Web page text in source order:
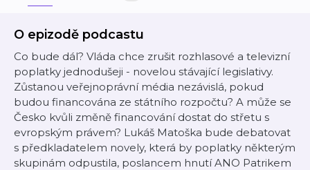
O epizodě podcastu
Co bude dál? Vláda chce zrušit rozhlasové a televizní
poplatky jednodušeji - novelou stávající legislativy.
Zůstanou veřejnoprávní média nezávislá, pokud
budou financována ze státního rozpočtu? A může se
Česko kvůli změně financování dostat do střetu s
evropským právem? Lukáš Matoška bude debatovat
s předkladatelem novely, která by poplatky některým
skupinám odpustila, poslancem hnutí ANO Patrikem